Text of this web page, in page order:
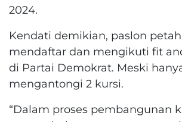
2024.
Kendati demikian, paslon
mendaftar dan mengikuti fit
di Partai Demokrat. Meski
mengantongi 2 kursi.
“Dalam proses pembangunan